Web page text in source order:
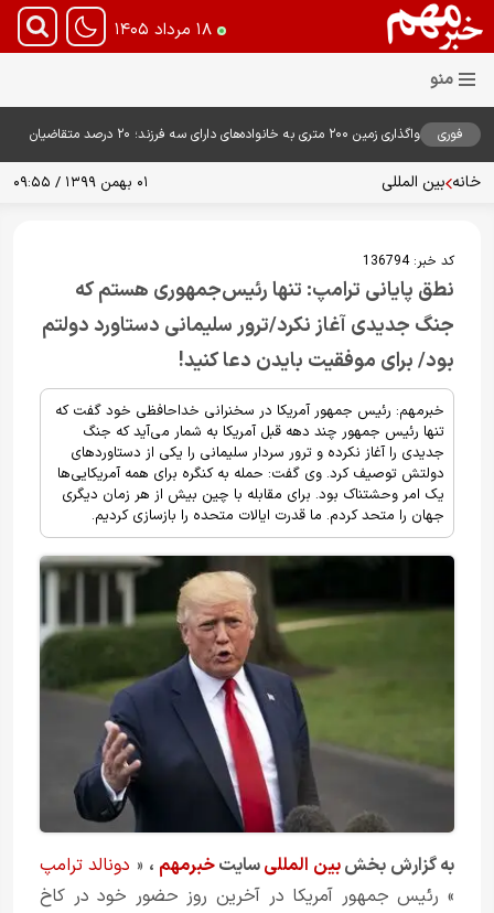
۱۸ مرداد ۱۴۰۵
فوری
واگذاری زمین ۲۰۰ متری به خانواده‌های دارای سه فرزند؛ ۲۰ درصد متقاضیان
خانه بین المللی ۰۱ بهمن ۱۳۹۹ / ۰۹:۵۵
کد خبر:136794
نطق پایانی ترامپ: تنها رئیس‌جمهوری هستم که
جنگ جدیدی آغاز نکرد/ترور سلیمانی دستاورد دولتم
بود/ برای موفقیت بایدن دعا کنید!
خبرمهم: رئیس جمهور آمریکا در سخنرانی خداحافظی خود گفت که
تنها رئیس جمهور چند دهه قبل آمریکا به شمار می‌آید که جنگ
جدیدی را آغاز نکرده و ترور سردار سلیمانی را یکی از دستاوردهای
دولتش توصیف کرد. وی گفت: حمله به کنگره برای همه آمریکایی‌ها
یک امر وحشتناک بود. برای مقابله با چین بیش از هر زمان دیگری
جهان را متحد کردم. ما قدرت ایالات متحده را بازسازی کردیم.
به گزارش بخشبین المللیسایتخبرمهم ، « دونالد ترامپ
» رئیس جمهور آمریکا در آخرین روز حضور خود در کاخ